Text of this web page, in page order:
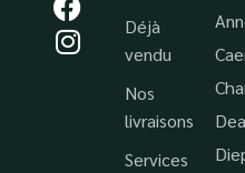
Déjà
vendu
Nos
livraisons
Services